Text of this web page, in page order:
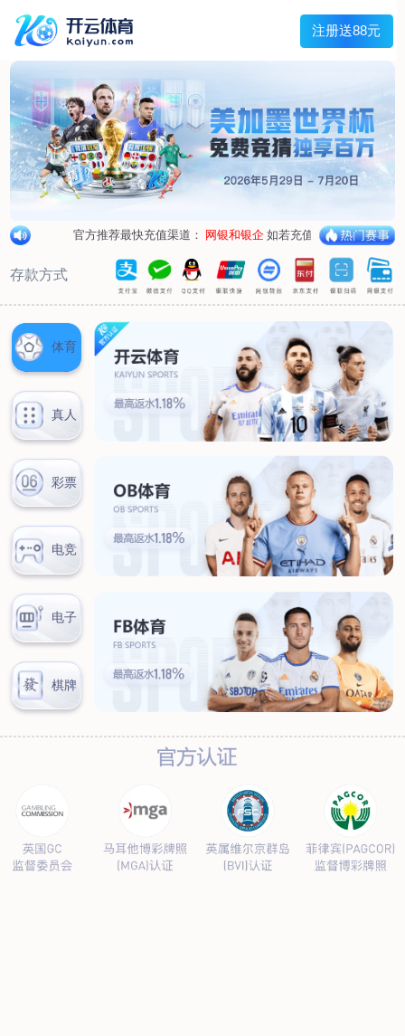
Menu
网站首页
关于我们
产品中心
荣誉资质
厂区设备
人才招聘
新闻中心
销售网点